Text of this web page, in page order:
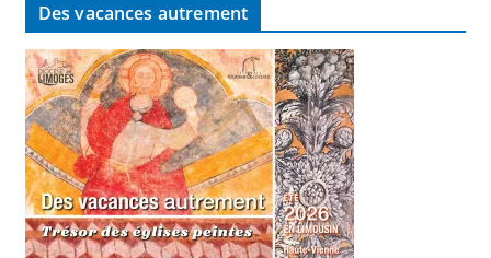
Des vacances autrement